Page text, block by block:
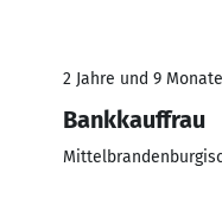
2 Jahre und 9
Bankkauffrau